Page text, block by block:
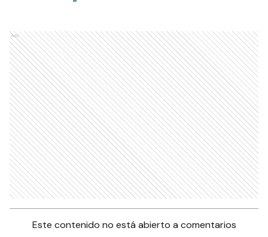
Ads
Este contenido no está abierto a comentarios